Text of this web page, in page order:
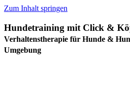
Zum Inhalt springen
Hundetraining mit Click &
Verhaltenstherapie für Hunde &
Umgebung